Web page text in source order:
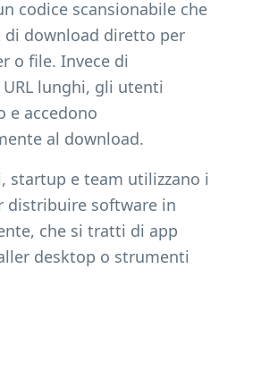
codice scansionabile che
di download diretto per
o file. Invece di
lunghi, gli utenti
e accedono
al download.
startup e team utilizzano i
distribuire software in
che si tratti di app
desktop o strumenti